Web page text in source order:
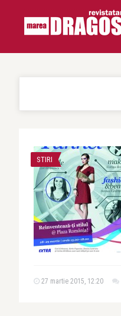
STIRI
27 martie 2015, 12:20